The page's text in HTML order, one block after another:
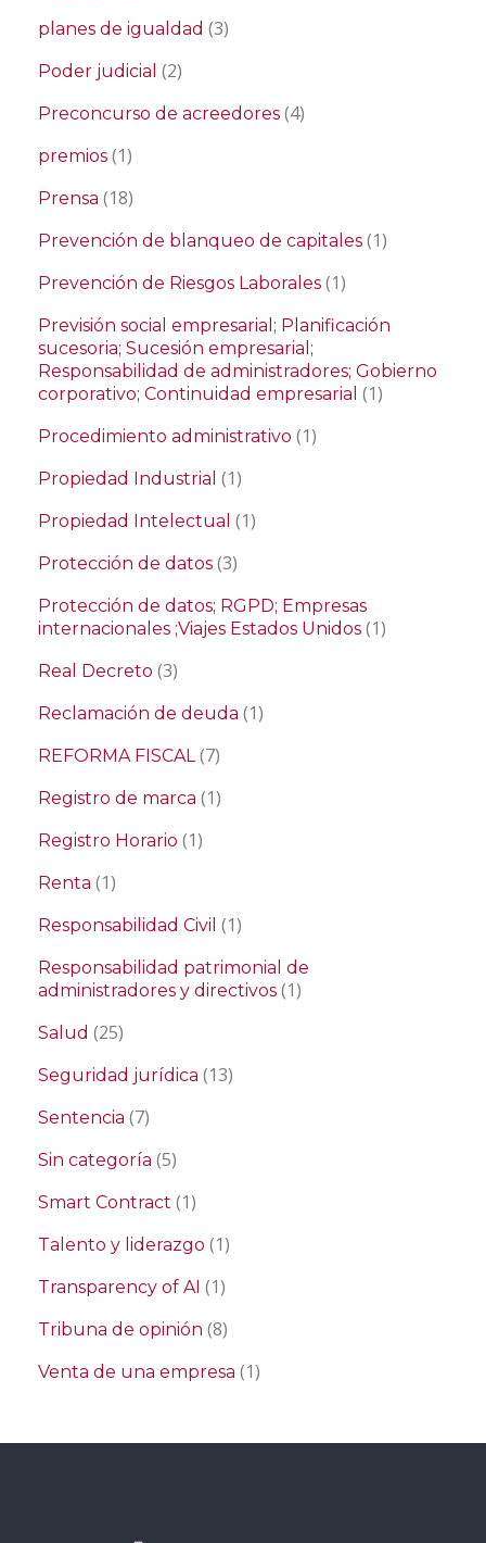
planes de igualdad (3)
Poder judicial (2)
Preconcurso de acreedores (4)
premios (1)
Prensa (18)
Prevención de blanqueo de capitales (1)
Prevención de Riesgos Laborales (1)
Previsión social empresarial; Planificación
sucesoria; Sucesión empresarial;
Responsabilidad de administradores; Gobierno
corporativo; Continuidad empresarial (1)
Procedimiento administrativo (1)
Propiedad Industrial (1)
Propiedad Intelectual (1)
Protección de datos (3)
Protección de datos; RGPD; Empresas
internacionales ;Viajes Estados Unidos (1)
Real Decreto (3)
Reclamación de deuda (1)
REFORMA FISCAL(7)
Registro de marca (1)
Registro Horario (1)
Renta (1)
Responsabilidad Civil (1)
Responsabilidad patrimonial de
administradores y directivos (1)
Salud (25)
Seguridad jurídica (13)
Sentencia (7)
Sin categoría (5)
Smart Contract (1)
Talento y liderazgo (1)
Transparency of AI (1)
Tribuna de opinión (8)
Venta de una empresa (1)